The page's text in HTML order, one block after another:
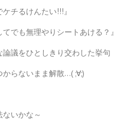
ケチるけんたい!!!』
てでも無理やりシートあける？』
論議をひとしきり交わした挙句
からないまま解散…( ;∀;)
いかな～